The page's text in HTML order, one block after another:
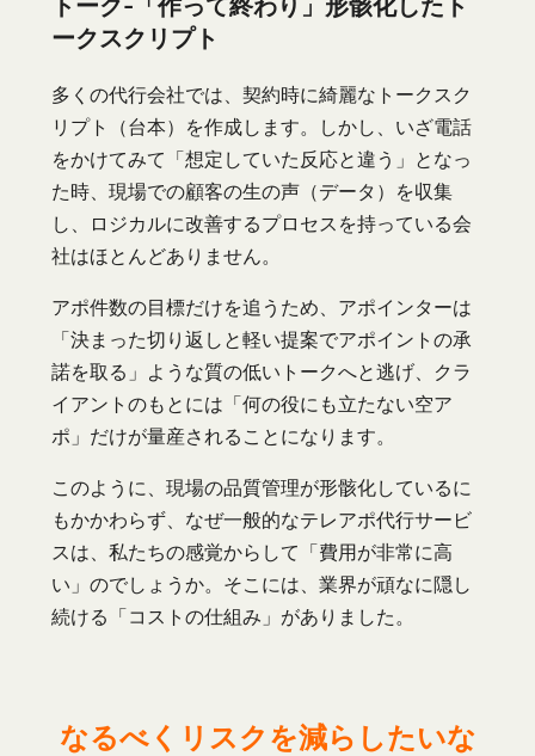
ークスクリプト
多くの代行会社では、契約時に綺麗なトークスク
リプト（台本）を作成します。しかし、いざ電話
をかけてみて「想定していた反応と違う」となっ
た時、現場での顧客の生の声（データ）を収集
し、ロジカルに改善するプロセスを持っている会
社はほとんどありません。
アポ件数の目標だけを追うため、アポインターは
「決まった切り返しと軽い提案でアポイントの承
諾を取る」ような質の低いトークへと逃げ、クラ
イアントのもとには「何の役にも立たない空ア
ポ」だけが量産されることになります。
このように、現場の品質管理が形骸化しているに
もかかわらず、なぜ一般的なテレアポ代行サービ
スは、私たちの感覚からして「費用が非常に高
い」のでしょうか。そこには、業界が頑なに隠し
続ける「コストの仕組み」がありました。
なるべくリスクを減らしたいな